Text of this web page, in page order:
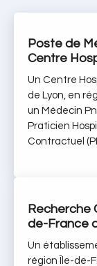
Poste de
Centre
Un Centre
de Lyon, en
un Médecin
Praticien
Contractuel
rapidement
Médecins en France -> Activité
prises en
(diagnostic et
Recherche
de-France
Un
région Île-de-